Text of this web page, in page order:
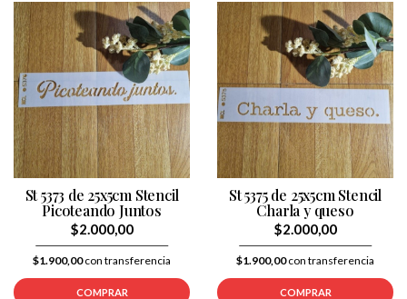
St 5373 de 25x5cm Stencil
Picoteando Juntos
$2.000,00
$1.900,00con transferencia
COMPRAR
St 5375 de 25x5cm Stencil
Charla y queso
$2.000,00
$1.900,00con transferencia
COMPRAR